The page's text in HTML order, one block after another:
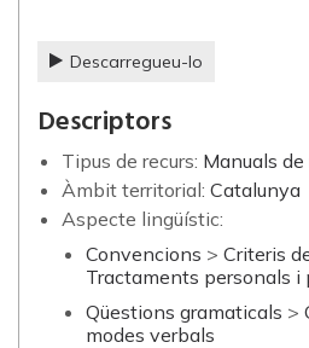
Descarregueu-lo
Descriptors
Tipus de recurs: Manuals
Àmbit territorial: Catalunya
Aspecte lingüístic:
Convencions > Criteris
Tractaments personals i
Qüestions gramaticals >
modes verbals